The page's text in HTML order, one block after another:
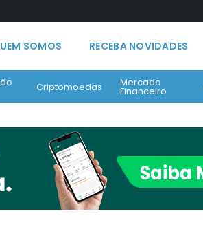
SOMOS RECEBA NOVIDADES
Criptomoedas Mercado
Financeiro